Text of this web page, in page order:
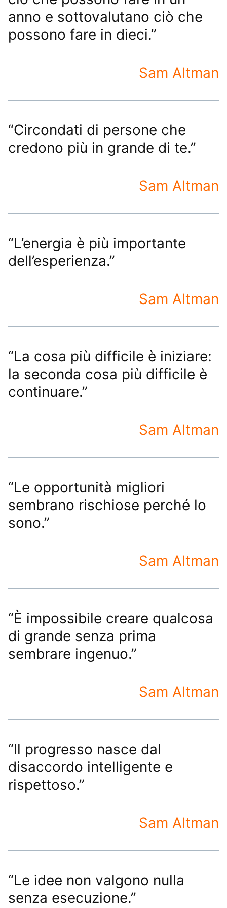
anno e sottovalutano ciò che
possono fare in dieci.”
Sam Altman
“Circondati di persone che
credono più in grande di te.”
Sam Altman
“L’energia è più importante
dell’esperienza.”
Sam Altman
“La cosa più difficile è iniziare:
la seconda cosa più difficile è
continuare.”
Sam Altman
“Le opportunità migliori
sembrano rischiose perché lo
sono.”
Sam Altman
“È impossibile creare qualcosa
di grande senza prima
sembrare ingenuo.”
Sam Altman
“Il progresso nasce dal
disaccordo intelligente e
rispettoso.”
Sam Altman
“Le idee non valgono nulla
senza esecuzione.”